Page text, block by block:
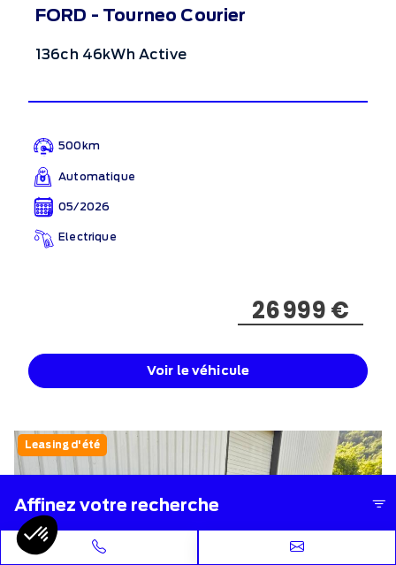
Affinez votre recherche
FORD - Tourneo Courier
136ch 46kWh Active
500km
Automatique
05/2026
Electrique
26 999 €
Voir le véhicule
Leasing d'été